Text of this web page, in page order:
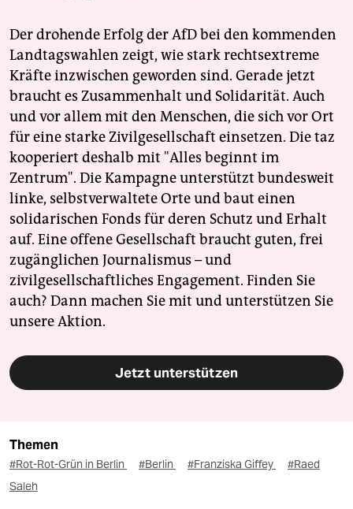
Der drohende Erfolg der AfD bei den kommenden
Landtagswahlen zeigt, wie stark rechtsextreme
Kräfte inzwischen geworden sind. Gerade jetzt
braucht es Zusammenhalt und Solidarität. Auch
und vor allem mit den Menschen, die sich vor Ort
für eine starke Zivilgesellschaft einsetzen. Die taz
kooperiert deshalb mit "Alles beginnt im
Zentrum". Die Kampagne unterstützt bundesweit
linke, selbstverwaltete Orte und baut einen
solidarischen Fonds für deren Schutz und Erhalt
auf. Eine offene Gesellschaft braucht guten, frei
zugänglichen Journalismus – und
zivilgesellschaftliches Engagement. Finden Sie
auch? Dann machen Sie mit und unterstützen Sie
unsere Aktion.
Jetzt unterstützen
Themen
#Rot-Rot-Grün in Berlin #Berlin #Franziska Giffey
#Raed
Saleh